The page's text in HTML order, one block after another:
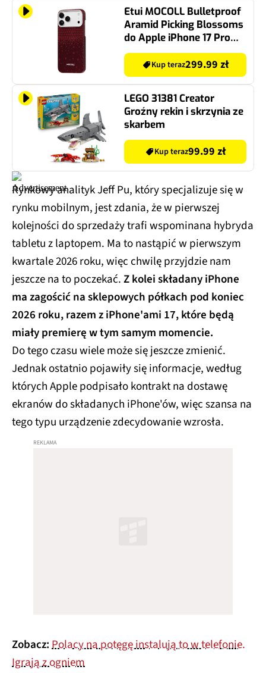
Etui MOCOLL Bulletproof
Aramid Picking Blossoms
do Apple iPhone 17 Pro
Max Czerwony
Kup teraz299.99 zł
LEGO 31381 Creator
Groźny rekin i skrzynia ze
skarbem
Kup teraz99.99 zł
Rynkowy analityk Jeff Pu, który specjalizuje się w
rynku mobilnym, jest zdania, że w pierwszej
kolejności do sprzedaży trafi wspominana hybryda
tabletu z laptopem. Ma to nastąpić w pierwszym
kwartale 2026 roku, więc chwilę przyjdzie nam
jeszcze na to poczekać.Z kolei składany iPhone
ma zagościć na sklepowych półkach pod koniec
2026 roku, razem z iPhone'ami 17, które będą
miały premierę w tym samym momencie.
Do tego czasu wiele może się jeszcze zmienić.
Jednak ostatnio pojawiły się informacje, według
których Apple podpisało kontrakt na dostawę
ekranów do składanych iPhone'ów, więc szansa na
tego typu urządzenie zdecydowanie wzrosła.
Zobacz:Polacy na potęgę instalują to w telefonie.
Igrają z ogniem